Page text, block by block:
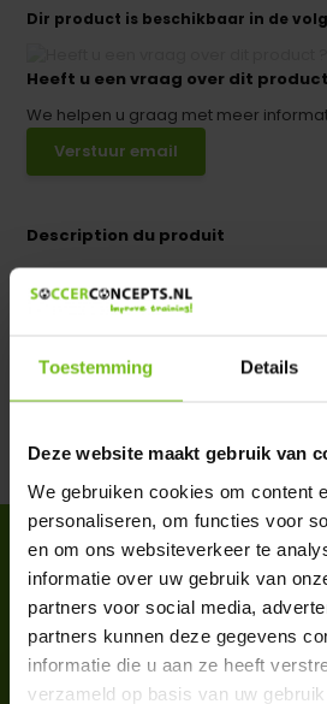
Toestemming Details
Deze website maakt gebruik van
We gebruiken cookies om content
personaliseren, om functies voor
en om ons websiteverkeer te
informatie over uw gebruik van
partners voor social media,
partners kunnen deze gegevens
informatie die u aan ze heeft
verzameld op basis van uw
Dir product is beschikbaar in de
Heeft u een vraag over dit
We helpen u graag met meer
Verstuur email
Description du produit
Spécifications
Évaluations
Partager
ACCESSOIRES
Complete your purchase